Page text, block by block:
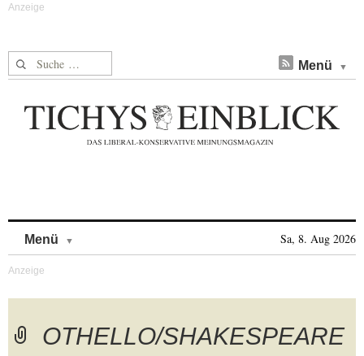
Suche nach: Menü
Menü Sa, 8. Aug 2026
OTHELLO/SHAKESPEARE